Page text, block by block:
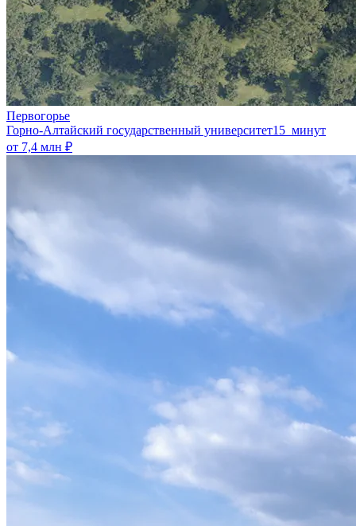
Первогорье
Горно-Алтайский государственный университет15 минут
от 7,4 млн ₽